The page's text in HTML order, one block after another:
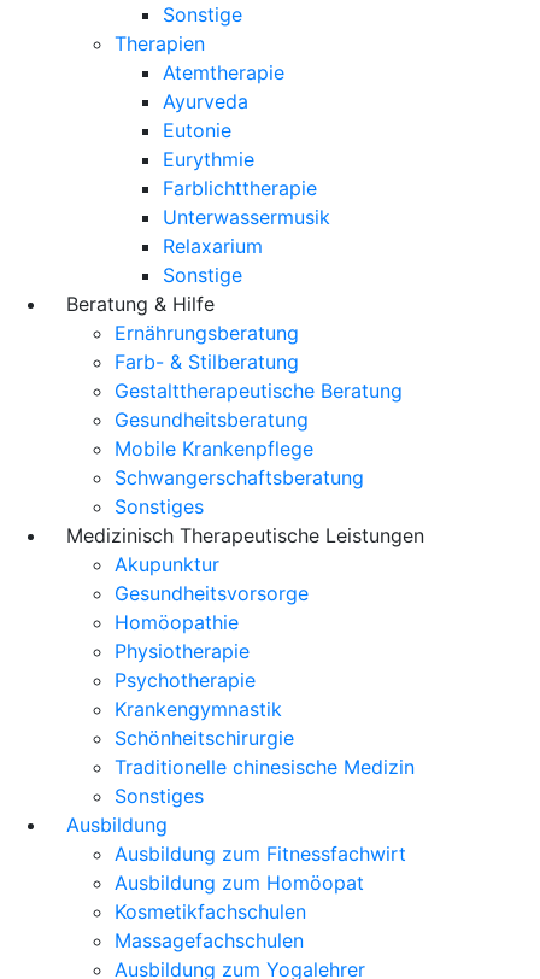
Sonstige
Therapien
Atemtherapie
Ayurveda
Eutonie
Eurythmie
Farblichttherapie
Unterwassermusik
Relaxarium
Sonstige
Beratung & Hilfe
Ernährungsberatung
Farb- & Stilberatung
Gestalttherapeutische Beratung
Gesundheitsberatung
Mobile Krankenpflege
Schwangerschaftsberatung
Sonstiges
Medizinisch Therapeutische Leistungen
Akupunktur
Gesundheitsvorsorge
Homöopathie
Physiotherapie
Psychotherapie
Krankengymnastik
Schönheitschirurgie
Traditionelle chinesische Medizin
Sonstiges
Ausbildung
Ausbildung zum Fitnessfachwirt
Ausbildung zum Homöopat
Kosmetikfachschulen
Massagefachschulen
Ausbildung zum Yogalehrer